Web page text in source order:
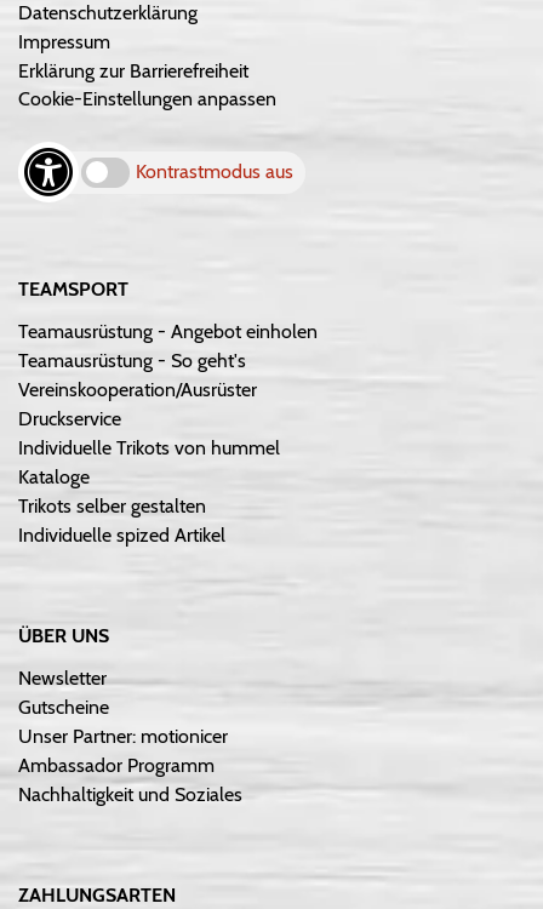
Datenschutzerklärung
Impressum
Erklärung zur Barrierefreiheit
Cookie-Einstellungen anpassen
Kontrastmodus aus
TEAMSPORT
Teamausrüstung - Angebot einholen
Teamausrüstung - So geht's
Vereinskooperation/Ausrüster
Druckservice
Individuelle Trikots von hummel
Kataloge
Trikots selber gestalten
Individuelle spized Artikel
ÜBER UNS
Newsletter
Gutscheine
Unser Partner: motionicer
Ambassador Programm
Nachhaltigkeit und Soziales
ZAHLUNGSARTEN